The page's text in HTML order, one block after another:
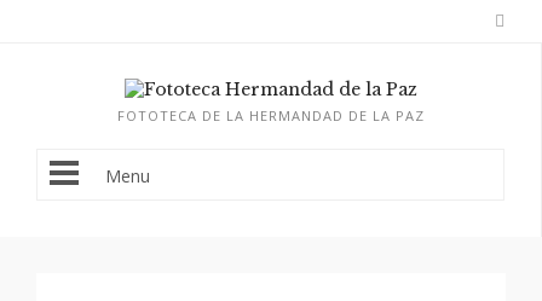
FOTOTECA DE LA HERMANDAD DE LA PAZ
Menu